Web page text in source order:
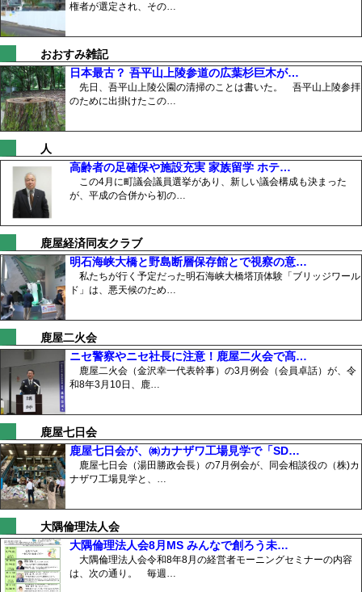
権者が選定され、その…
おおすみ雑記
日本最古？ 吾平山上陵参道の広葉杉巨木が…
先日、吾平山上陵公園の清掃のことは書いた。 吾平山上陵参拝
のために出掛けたこの…
人
高齢者の足確保や施設充実 家族留学 ホテ…
この4月に町議会議員選挙があり、新しい議会構成も決まった
が、平成の合併から初の…
鹿屋経済同友クラブ
明石海峡大橋と野島断層保存館とで視察の意…
私たちが行く予定だった明石海峡大橋塔頂体験「ブリッジワール
ド」は、悪天候のため…
鹿屋二火会
ニセ警察やニセ社長に注意！鹿屋二火会で髙…
鹿屋二火会（金沢幸一代表幹事）の3月例会（会員卓話）が、令
和8年3月10日、鹿…
鹿屋七日会
鹿屋七日会が、㈱カナザワ工場見学で「SD…
鹿屋七日会（湯田勝政会長）の7月例会が、同会相談役の（株)カ
ナザワ工場見学と、…
大隅倫理法人会
大隅倫理法人会8月MS みんなで創ろう未…
大隅倫理法人会令和8年8月の経営者モーニングセミナーの内容
は、次の通り。 毎週…